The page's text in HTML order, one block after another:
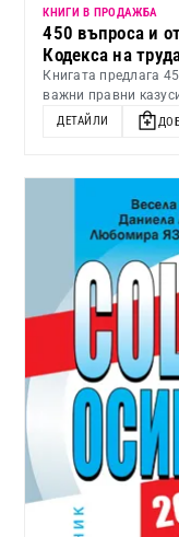
КНИГИ В ПРОДАЖБА
450 въпроса и
Кодекса на
Книгата предлага
важни правни
ДЕТАЙЛИ